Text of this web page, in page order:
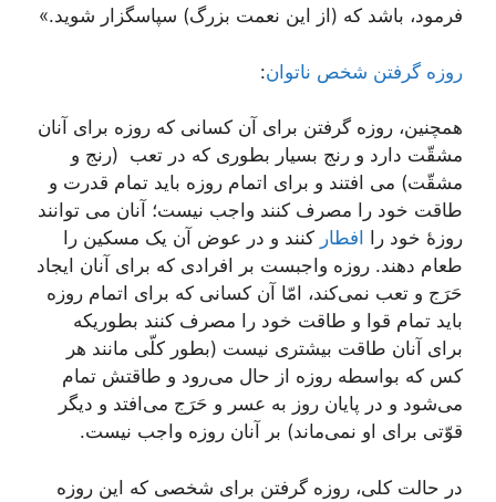
فرمود، باشد که (از این نعمت بزرگ) سپاسگزار شوید.»
روزه گرفتن شخص ناتوان:
همچنین، روزه گرفتن برای آن کسانی که روزه برای آنان
مشقّت دارد و رنج بسیار بطوری که در تعب (رنج و
مشقّت) می افتند و برای اتمام روزه باید تمام قدرت و
طاقت خود را مصرف کنند واجب نیست؛ آنان می توانند
روزۀ خود را
افطار کنند و در عوض آن یک مسکین را
طعام دهند. روزه واجبست بر افرادی که برای آنان ایجاد
حَرَج و تعب نمی‌کند، امّا آن کسانی که برای اتمام روزه
باید تمام قوا و طاقت خود را مصرف کنند بطوریکه
برای آنان طاقت بیشتری نیست (بطور کلّی مانند هر
کس که بواسطه روزه از حال می‌رود و طاقتش تمام
می‌شود و در پایان روز به عسر و حَرَج می‌افتد و دیگر
قوّتی برای او نمی‌ماند) بر آنان روزه واجب نیست.
در حالت کلی، روزه گرفتن برای شخصی که این روزه